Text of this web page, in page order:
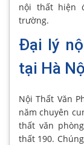
nội thất hiện
trường.
Đại lý
tại Hà
Nội Thất Văn
năm chuyên
thất văn
thất 190.